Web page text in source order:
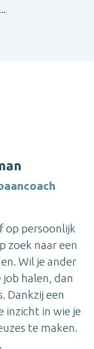
op persoonlijk
zoek naar een
Wil je ander
halen, dan
Dankzij een
inzicht in wie je
te maken.